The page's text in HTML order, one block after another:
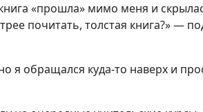
«прошла» мимо меня и
почитать, толстая книга?» —
я обращался куда-то наверх и